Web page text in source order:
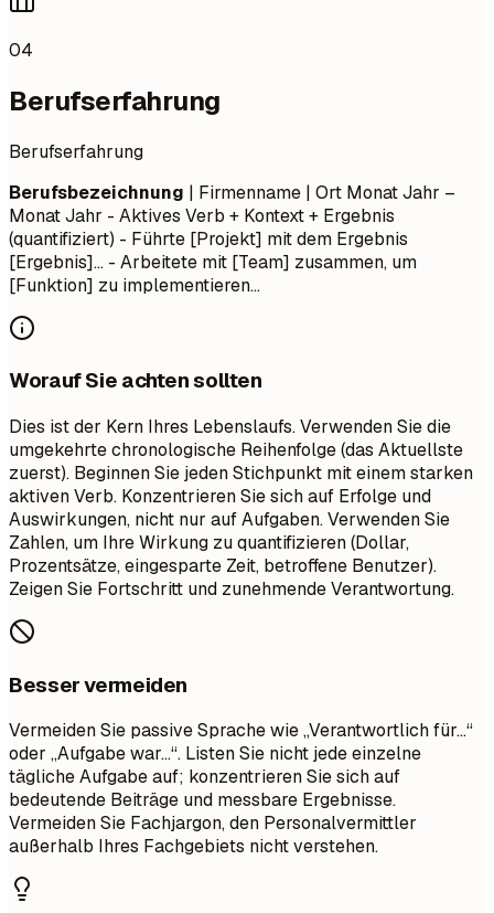
04
Berufserfahrung
Berufserfahrung
Berufsbezeichnung | Firmenname | Ort Monat Jahr –
Monat Jahr - Aktives Verb + Kontext + Ergebnis
(quantifiziert) - Führte [Projekt] mit dem Ergebnis
[Ergebnis]... - Arbeitete mit [Team] zusammen, um
[Funktion] zu implementieren...
Worauf Sie achten sollten
Dies ist der Kern Ihres Lebenslaufs. Verwenden Sie die
umgekehrte chronologische Reihenfolge (das Aktuellste
zuerst). Beginnen Sie jeden Stichpunkt mit einem starken
aktiven Verb. Konzentrieren Sie sich auf Erfolge und
Auswirkungen, nicht nur auf Aufgaben. Verwenden Sie
Zahlen, um Ihre Wirkung zu quantifizieren (Dollar,
Prozentsätze, eingesparte Zeit, betroffene Benutzer).
Zeigen Sie Fortschritt und zunehmende Verantwortung.
Besser vermeiden
Vermeiden Sie passive Sprache wie „Verantwortlich für…“
oder „Aufgabe war…“. Listen Sie nicht jede einzelne
tägliche Aufgabe auf; konzentrieren Sie sich auf
bedeutende Beiträge und messbare Ergebnisse.
Vermeiden Sie Fachjargon, den Personalvermittler
außerhalb Ihres Fachgebiets nicht verstehen.